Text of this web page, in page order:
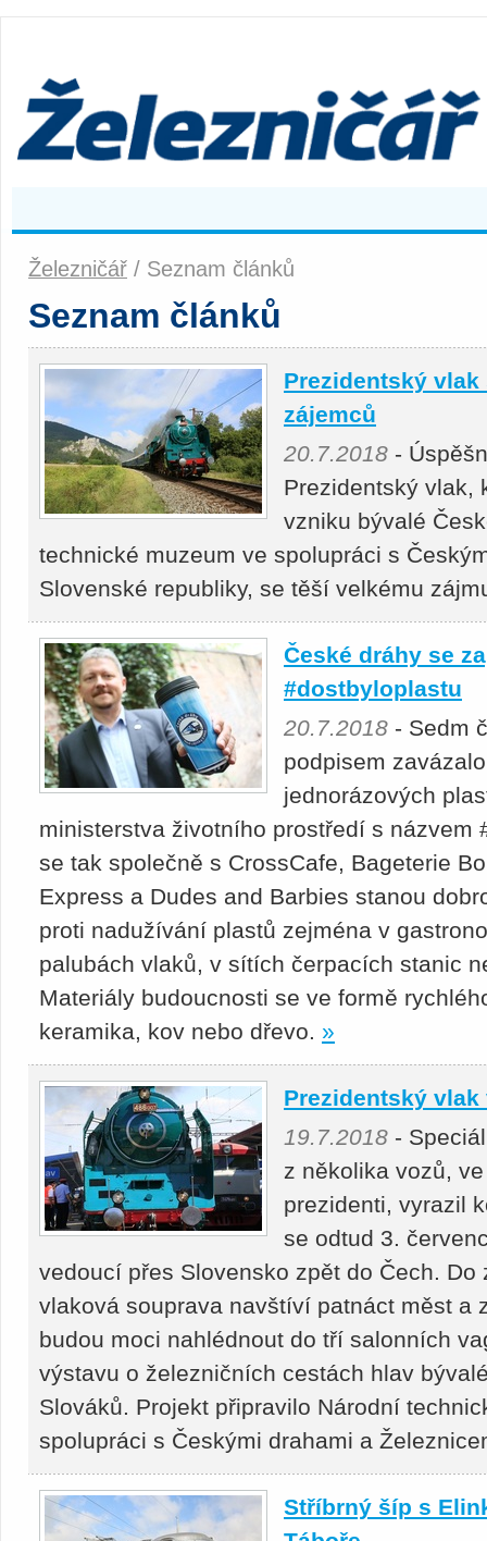
Železničář / Seznam článků
Seznam článků
Prezidentský
zájemců
20.7.2018 -
Prezidentský vlak,
vzniku bývalé
technické muzeum ve spolupráci s
Slovenské republiky, se těší velkému
České dráhy se
#dostbyloplastu
20.7.2018 - Sedm
podpisem
jednorázových
ministerstva životního prostředí s názvem
se tak společně s CrossCafe, Bageterie
Express a Dudes and Barbies stanou
proti nadužívání plastů zejména v
palubách vlaků, v sítích čerpacích stanic
Materiály budoucnosti se ve formě
keramika, kov nebo dřevo. »
Prezidentský
19.7.2018 -
z několika vozů,
prezidenti, vyrazil
se odtud 3.
vedoucí přes Slovensko zpět do Čech.
vlaková souprava navštíví patnáct měst a
budou moci nahlédnout do tří salonních
výstavu o železničních cestách hlav
Slováků. Projekt připravilo Národní
spolupráci s Českými drahami a
Stříbrný šíp s